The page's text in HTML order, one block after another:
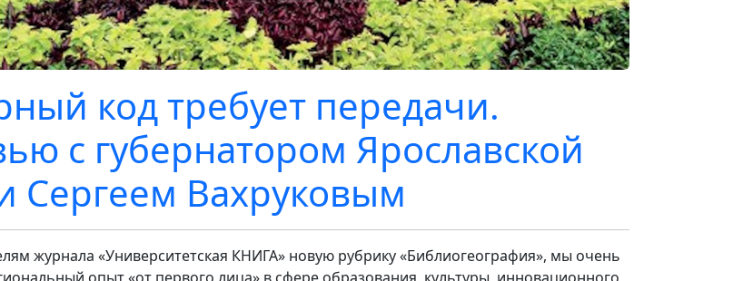
код требует передачи.
с губернатором Ярославской
Сергеем Вахруковым
журнала «Университетская КНИГА» новую рубрику «Библиогеография», мы очень